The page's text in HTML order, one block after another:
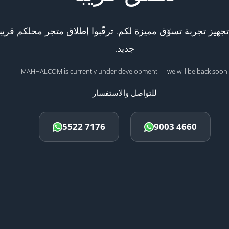
تجربة تسوّق مميزة لكم. ترقّبوا إطلاق متجر محلكم
جديد.
MAHHALCOM is currently under development — we will be back soon.
للتواصل والاستفسار
5522 7176 9003 4660